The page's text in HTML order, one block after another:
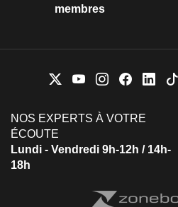
membres
NOS EXPERTS À VOTRE
ÉCOUTE
Lundi - Vendredi 9h-12h / 14h-
18h